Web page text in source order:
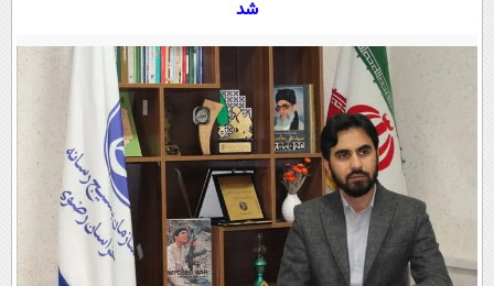
خودرو
اجتماعی
حوادث
سلامت
یک برش دانایی
محیط زیست
سفر و تفریح
ورزشی
بین الملل
سیاست خارجی
فرهنگ و هنر
علم و دانش
فناوری و It
علمی
اخبار کریپتو
قرآن
گوناگون
سرگرمی
باشگاه مغز
فیلم
اقتصاد
عصر ایران 2
شد